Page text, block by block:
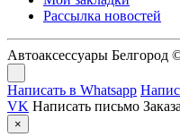
Рассылка новостей
Автоаксессуары Белгород
Написать в Whatsapp
VK Написать письмо
×